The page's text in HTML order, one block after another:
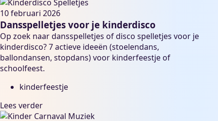
10 februari 2026
Dansspelletjes voor je kinderdisco
Op zoek naar dansspelletjes of disco spelletjes voor je
kinderdisco? 7 actieve ideeën (stoelendans,
ballondansen, stopdans) voor kinderfeestje of
schoolfeest.
kinderfeestje
Lees verder